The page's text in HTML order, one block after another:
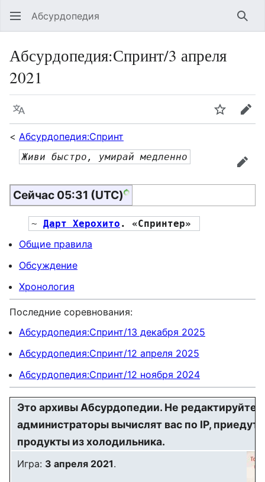
Абсурдопедия
Абсурдопедия:Спринт/3 апреля
2021
Язык
< Абсурдопедия:Спринт
Сейчас 05:31 (UTC)
Живи быстро, умирай медленно
~ Дарт Херохито . «Спринтер»
Общие правила
Обсуждение
Хронология
Последние соревнования:
Абсурдопедия:Спринт/13 декабря 2025
Абсурдопедия:Спринт/12 апреля 2025
Абсурдопедия:Спринт/12 ноября 2024
Это архивы Абсурдопедии. Не редактируйте
администраторы вычислят вас по IP, приедут
продукты из холодильника.
Игра: 3 апреля 2021.